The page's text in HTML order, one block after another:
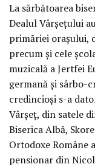
La sărbătoarea
Dealul Vârşeţului
primăriei oraşului,
precum şi cele
muzicală a Jertfei
germană şi sârbo-
credincioşi s-a
Vârşeţ, din satele
Biserica Albă,
Ortodoxe Române
pensionar din